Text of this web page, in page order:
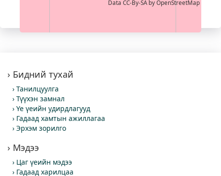
Data CC-By-SA by OpenStreetMap
Бидний тухай
Танилцуулга
Түүхэн замнал
Үе үеийн удирдлагууд
Гадаад хамтын ажиллагаа
Эрхэм зорилго
Мэдээ
Цаг үеийн мэдээ
Гадаад харилцаа